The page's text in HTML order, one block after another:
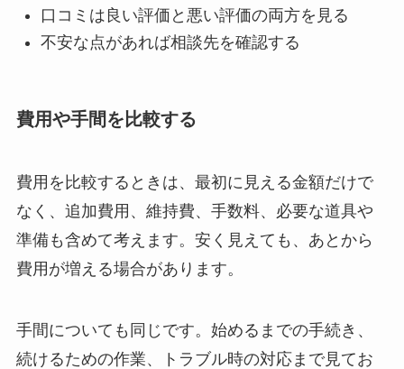
口コミは良い評価と悪い評価の両方を見る
不安な点があれば相談先を確認する
費用や手間を比較する
費用を比較するときは、最初に見える金額だけで
なく、追加費用、維持費、手数料、必要な道具や
準備も含めて考えます。安く見えても、あとから
費用が増える場合があります。
手間についても同じです。始めるまでの手続き、
続けるための作業、トラブル時の対応まで見てお